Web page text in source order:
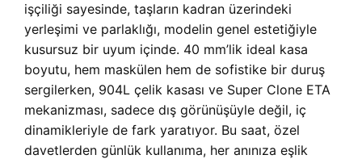
işçiliği sayesinde, taşların kadran üzerindeki
yerleşimi ve parlaklığı, modelin genel estetiğiyle
kusursuz bir uyum içinde. 40 mm’lik ideal kasa
boyutu, hem maskülen hem de sofistike bir duruş
sergilerken, 904L çelik kasası ve Super Clone ETA
mekanizması, sadece dış görünüşüyle değil, iç
dinamikleriyle de fark yaratıyor. Bu saat, özel
davetlerden günlük kullanıma, her anınıza eşlik